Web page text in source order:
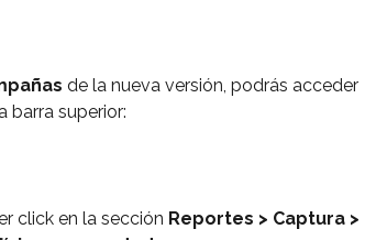
de la nueva versión, podrás acceder
barra superior:
click en la sección Reportes > Captura >